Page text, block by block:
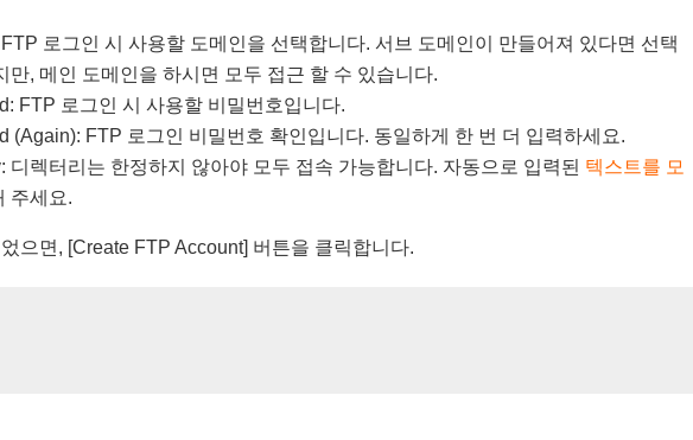
로그인 시 사용할 도메인을 선택합니다. 서브 도메인이 만들어져 있다면 선택
만, 메인 도메인을 하시면 모두 접근 할 수 있습니다.
FTP 로그인 시 사용할 비밀번호입니다.
(Again): FTP 로그인 비밀번호 확인입니다. 동일하게 한 번 더 입력하세요.
디렉터리는 한정하지 않아야 모두 접속 가능합니다. 자동으로 입력된 텍스트를 모
주세요.
으면, [Create FTP Account] 버튼을 클릭합니다.